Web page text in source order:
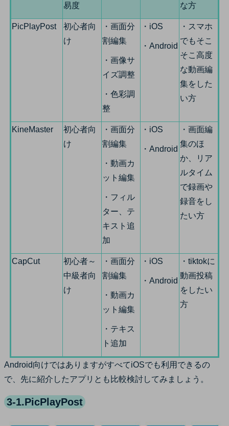
易度
な方
PicPlayPost
初心者向
け
・画面分
割編集
・画像サ
イズ調整
・色彩調
整
・iOS
・Android
・スマホ
でもそこ
そこ高度
な動画編
集をした
い方
KineMaster
初心者向
け
・画面分
割編集
・動画カ
ット編集
・フィル
ター、テ
キスト追
加
・iOS
・Android
・画面編
集のほ
か、リア
ルタイム
で録画や
録音をし
たい方
CapCut
初心者～
中級者向
け
・画面分
割編集
・動画カ
ット編集
・テキス
ト追加
・iOS
・Android
・tiktokに
動画投稿
をしたい
方
Android向けではありますがすべてiOSでも利用できるの
で、先に紹介したアプリとも比較検討してみましょう。
3-1.PicPlayPost